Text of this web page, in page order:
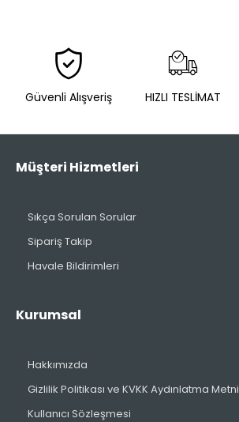
Güvenli Alışveriş HIZLI TESLİMAT
Müşteri Hizmetleri
Sıkça Sorulan Sorular
Sipariş Takip
Havale Bildirimleri
Kurumsal
Hakkımızda
Gizlilik Politikası ve KVKK Aydınlatma Metni
Kullanıcı Sözleşmesi